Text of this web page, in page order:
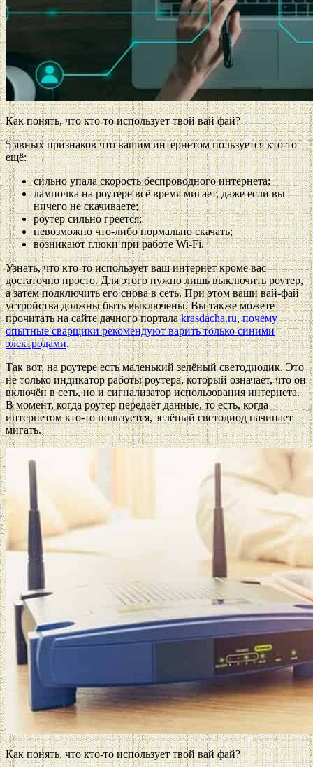
Как понять, что кто-то использует твой вай фай?
5 явных признаков что вашим интернетом пользуется кто-то
ещё:
сильно упала скорость беспроводного интернета;
лампочка на роутере всё время мигает, даже если вы
ничего не скачиваете;
роутер сильно греется;
невозможно что-либо нормально скачать;
возникают глюки при работе Wi-Fi.
Узнать, что кто-то использует ваш интернет кроме вас
достаточно просто. Для этого нужно лишь выключить роутер,
а затем подключить его снова в сеть. При этом ваши вай-фай
устройства должны быть выключены. Вы также можете
прочитать на сайте дачного порталаkrasdacha.ru,почему
опытные сварщики рекомендуют варить только синими
электродами.
Так вот, на роутере есть маленький зелёный светодиодик. Это
не только индикатор работы роутера, который означает, что он
включён в сеть, но и сигнализатор использования интернета.
В момент, когда роутер передаёт данные, то есть, когда
интернетом кто-то пользуется, зелёный светодиод начинает
мигать.
Как понять, что кто-то использует твой вай фай?